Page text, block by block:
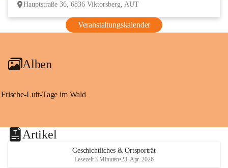
Hauptstraße 36, 6836 Viktorsberg, AUT
Veranstaltungskalender
Alben
Frische-Luft-Tage im Wald
Artikel
Geschichtliches & Ortsporträt
Lesezeit 3 Minuten•23. Apr. 2026